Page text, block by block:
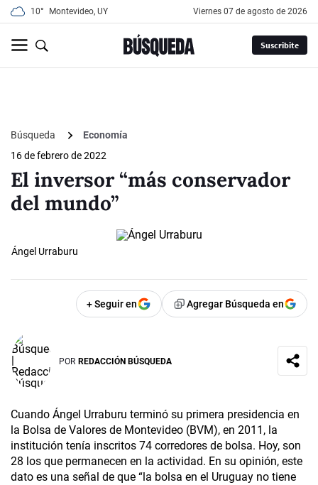
10° Montevideo, UY viernes 07 de agosto de 2026
Suscribite
Búsqueda
Economía
16 de febrero de 2022
El inversor “más conservador
del mundo”
Ángel Urraburu
+ Seguir en Agregar Búsqueda en
POR REDACCIÓN BÚSQUEDA
Cuando Ángel Urraburu terminó su primera presidencia en
la Bolsa de Valores de Montevideo (BVM), en 2011, la
institución tenía inscritos 74 corredores de bolsa. Hoy, son
28 los que permanecen en la actividad. En su opinión, este
dato es una señal de que “la bolsa en el Uruguay no tiene